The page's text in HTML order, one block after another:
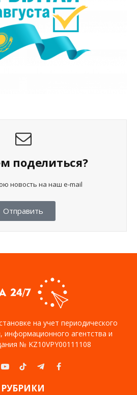
поделиться?
новость на наш e-mail
Отправить
на учет периодического
информационного агентства и
№ KZ10VPY00111108
YouTubeTikTokTelegramFacebook
РУБРИКИ